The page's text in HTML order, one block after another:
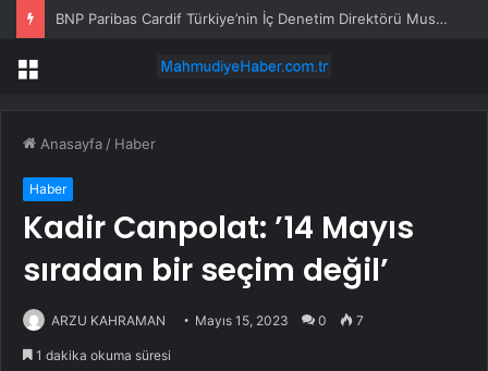
BNP Paribas Cardif Türkiye’nin İç Denetim Direktörü Mustafa Güneş oldu
Menü
Anasayfa / Haber
Haber
Kadir Canpolat: ’14 Mayıs
sıradan bir seçim değil’
ARZU KAHRAMAN Mayıs 15, 2023 0 7
1 dakika okuma süresi